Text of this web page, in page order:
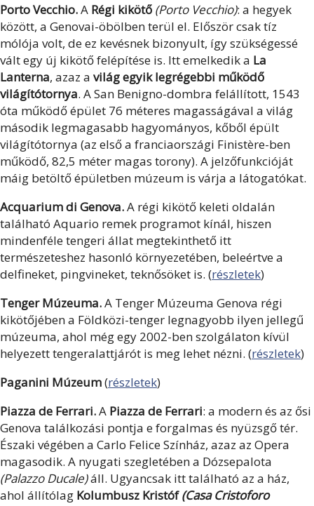
Porto Vecchio.A Régi kikötő (Porto Vecchio): a hegyek
között, a Genovai-öbölben terül el. Először csak tíz
mólója volt, de ez kevésnek bizonyult, így szükségessé
vált egy új kikötő felépítése is. Itt emelkedik a La
Lanterna, azaz a világ egyik legrégebbi működő
világítótornya. A San Benigno-dombra felállított, 1543
óta működő épület 76 méteres magasságával a világ
második legmagasabb hagyományos, kőből épült
világítótornya (az első a franciaországi Finistère-ben
működő, 82,5 méter magas torony). A jelzőfunkcióját
máig betöltő épületben múzeum is várja a látogatókat.
Acquarium di Genova.A régi kikötő keleti oldalán
található Aquario remek programot kínál, hiszen
mindenféle tengeri állat megtekinthető itt
természeteshez hasonló környezetében, beleértve a
delfineket, pingvineket, teknősöket is. (részletek)
Tenger Múzeuma.A Tenger Múzeuma Genova régi
kikötőjében a Földközi-tenger legnagyobb ilyen jellegű
múzeuma, ahol még egy 2002-ben szolgálaton kívül
helyezett tengeralattjárót is meg lehet nézni. (részletek)
Paganini Múzeum(részletek)
Piazza de Ferrari.A Piazza de Ferrari: a modern és az ősi
Genova találkozási pontja e forgalmas és nyüzsgő tér.
Északi végében a Carlo Felice Színház, azaz az Opera
magasodik. A nyugati szegletében a Dózsepalota
(Palazzo Ducale)áll. Ugyancsak itt található az a ház,
ahol állítólag Kolumbusz Kristóf(Casa Cristoforo